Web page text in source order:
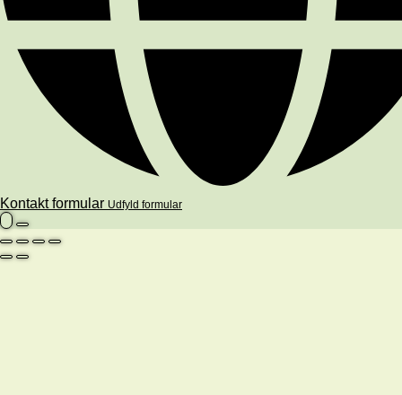
Kontakt formular Udfyld formular